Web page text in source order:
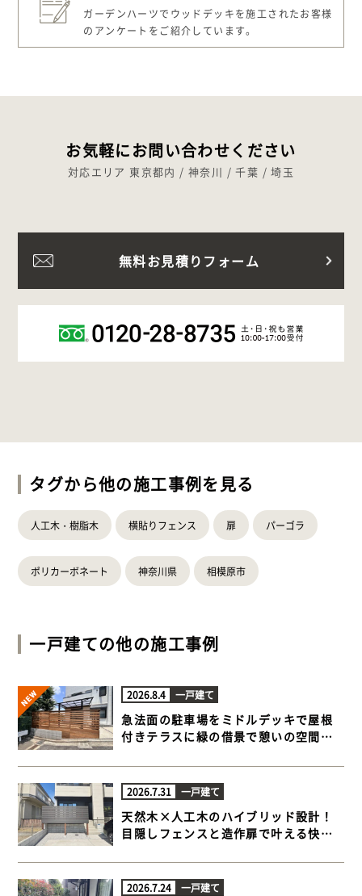
ガーデンハーツでウッドデッキを施工されたお客様
のアンケートをご紹介しています。
お気軽にお問い合わせください
対応エリア 東京都内 / 神奈川 / 千葉 / 埼玉
無料お見積りフォーム
タグから他の施工事例を見る
人工木・樹脂木 横貼りフェンス 扉 パーゴラ
ポリカーボネート 神奈川県 相模原市
一戸建ての他の施工事例
2026.8.4 一戸建て
急法面の駐車場をミドルデッキで屋根
付きテラスに緑の借景で憩いの空間が
デッキ】
2026.7.31 一戸建て
天然木×人工木のハイブリッド設計！
目隠しフェンスと造作扉で叶える快適
ドデッキ】
2026.7.24 一戸建て